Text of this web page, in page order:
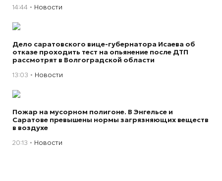
14:44 Новости
Дело саратовского вице-губернатора Исаева об
отказе проходить тест на опьянение после ДТП
рассмотрят в Волгоградской области
13:03 Новости
Пожар на мусорном полигоне. В Энгельсе и
Саратове превышены нормы загрязняющих веществ
в воздухе
20:13 Новости